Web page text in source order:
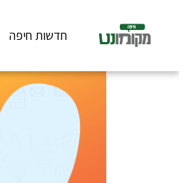
חדשות חיפה